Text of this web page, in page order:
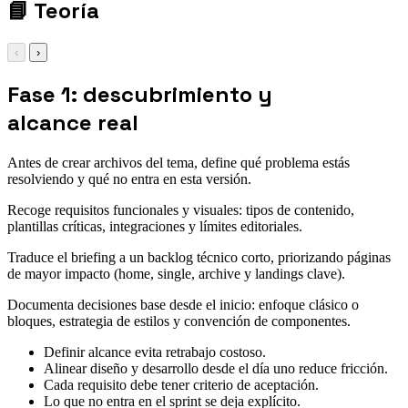
📘 Teoría
‹ ›
Fase 1: descubrimiento y
alcance real
Antes de crear archivos del tema, define qué problema estás
resolviendo y qué no entra en esta versión.
Recoge requisitos funcionales y visuales: tipos de contenido,
plantillas críticas, integraciones y límites editoriales.
Traduce el briefing a un backlog técnico corto, priorizando páginas
de mayor impacto (home, single, archive y landings clave).
Documenta decisiones base desde el inicio: enfoque clásico o
bloques, estrategia de estilos y convención de componentes.
Definir alcance evita retrabajo costoso.
Alinear diseño y desarrollo desde el día uno reduce fricción.
Cada requisito debe tener criterio de aceptación.
Lo que no entra en el sprint se deja explícito.